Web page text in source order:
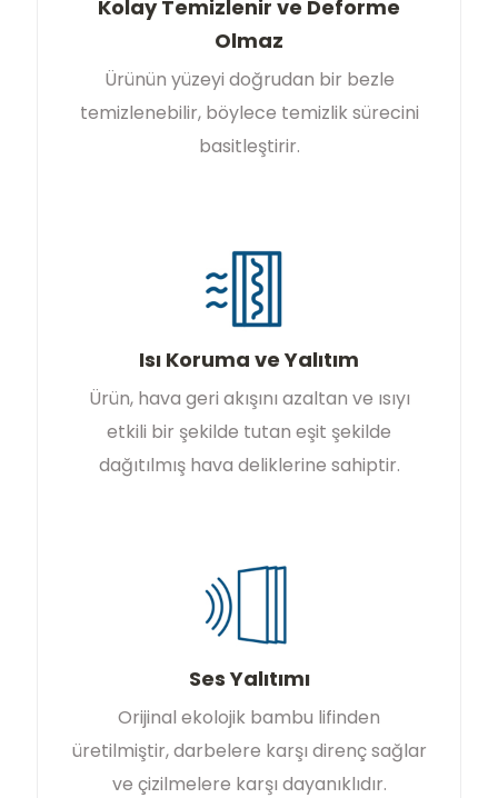
Kolay Temizlenir ve Deforme
Olmaz
Ürünün yüzeyi doğrudan bir bezle
temizlenebilir, böylece temizlik sürecini
basitleştirir.
Isı Koruma ve Yalıtım
Ürün, hava geri akışını azaltan ve ısıyı
etkili bir şekilde tutan eşit şekilde
dağıtılmış hava deliklerine sahiptir.
Ses Yalıtımı
Orijinal ekolojik bambu lifinden
üretilmiştir, darbelere karşı direnç sağlar
ve çizilmelere karşı dayanıklıdır.